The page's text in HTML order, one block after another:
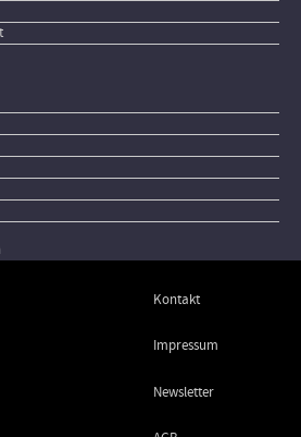
Kontakt
Impressum
Newsletter